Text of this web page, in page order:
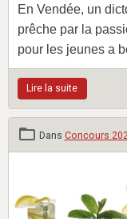
En Vendée, un
prêche par la
pour les jeunes a
Lire la suite
Dans Concours